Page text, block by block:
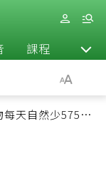
課程 退休
天自然少575大